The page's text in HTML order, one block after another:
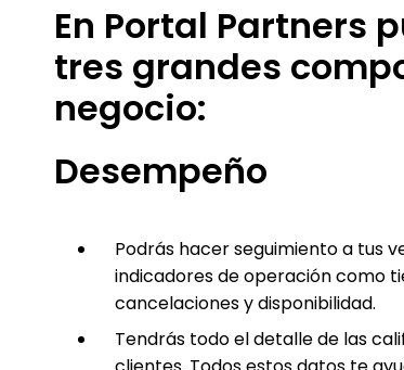
En Portal Partners
tres grandes
negocio:
Desempeño
Podrás hacer seguimiento a tus
indicadores de operación como
cancelaciones y disponibilidad.
Tendrás todo el detalle de las